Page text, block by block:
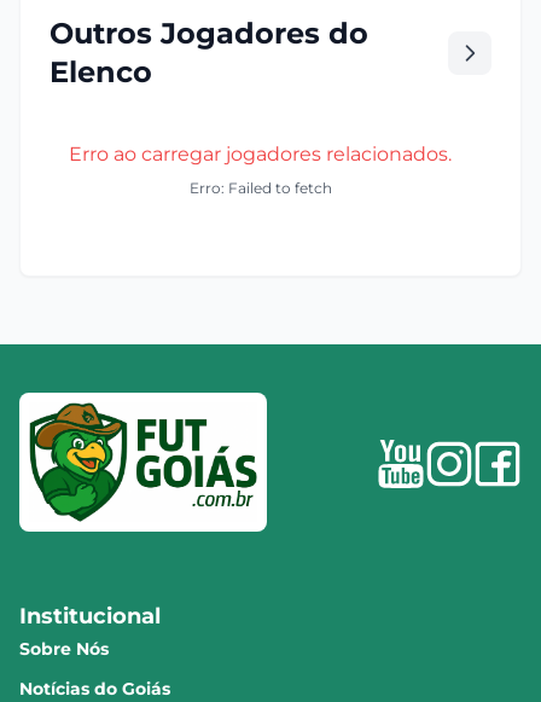
Outros Jogadores do
Elenco
Erro ao carregar jogadores relacionados.
Erro: Failed to fetch
Institucional
Sobre Nós
Notícias do Goiás